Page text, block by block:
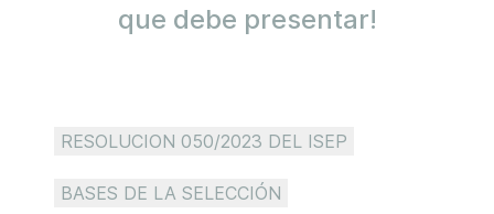
que debe presentar!
RESOLUCION 050/2023 DEL ISEP
BASES DE LA SELECCIÓN